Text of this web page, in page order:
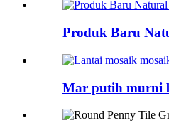
Produk Baru
Mar putih murni